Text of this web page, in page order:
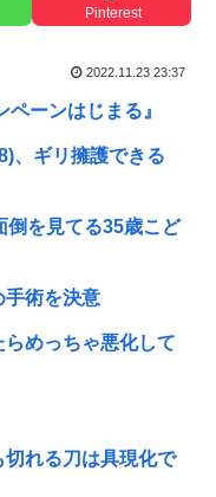
Pinterest
2022.11.23 23:37
ーンはじまる』
、ギリ擁護できる
倒を見てる35歳こど
手術を決意
めっちゃ悪化して
れる刀は具現化で